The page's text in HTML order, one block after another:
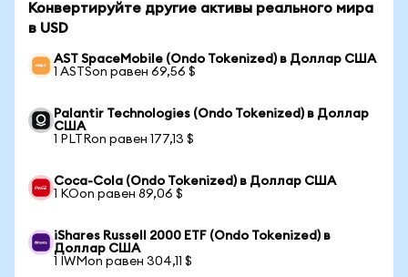
Конвертируйте другие активы реального мира
в USD
AST SpaceMobile (Ondo Tokenized) в Доллар США
1 ASTSon равен 69,56 $
Palantir Technologies (Ondo Tokenized) в Доллар
США
1 PLTRon равен 177,13 $
Coca-Cola (Ondo Tokenized) в Доллар США
1 KOon равен 89,06 $
iShares Russell 2000 ETF (Ondo Tokenized) в
Доллар США
1 IWMon равен 304,11 $